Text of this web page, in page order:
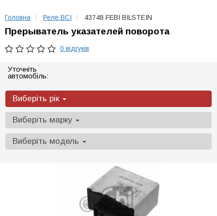
Головна Реле ВСІ 43748 FEBI BILSTEIN
Прерыватель указателей поворота
0 відгуків
Уточніть
автомобіль:
Виберіть рік
Виберіть марку
Виберіть модель